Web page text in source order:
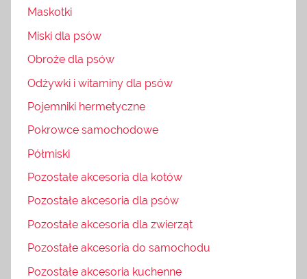
Maskotki
Miski dla psów
Obroże dla psów
Odżywki i witaminy dla psów
Pojemniki hermetyczne
Pokrowce samochodowe
Półmiski
Pozostałe akcesoria dla kotów
Pozostałe akcesoria dla psów
Pozostałe akcesoria dla zwierząt
Pozostałe akcesoria do samochodu
Pozostałe akcesoria kuchenne